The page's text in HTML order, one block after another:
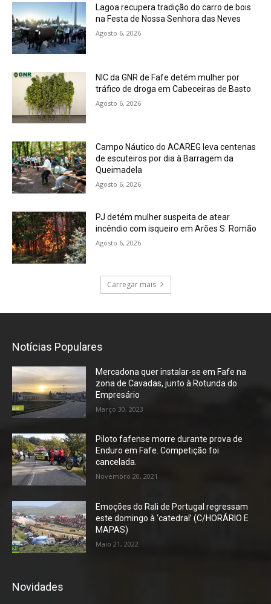
Lagoa recupera tradição do carro de bois
na Festa de Nossa Senhora das Neves
Agosto 6, 2026
NIC da GNR de Fafe detém mulher por
tráfico de droga em Cabeceiras de Basto
Agosto 6, 2026
Campo Náutico do ACAREG leva centenas
de escuteiros por dia à Barragem da
Queimadela
Agosto 6, 2026
PJ detém mulher suspeita de atear
incêndio com isqueiro em Arões S. Romão
Agosto 6, 2026
Carregar mais
Notícias Populares
Mercadona quer instalar-se em Fafe na
zona de Cavadas, junto à Rotunda do
Empresário
Março 30, 2023
Piloto fafense morre durante prova de
Enduro em Fafe. Competição foi
cancelada.
Novembro 20, 2021
Emoções do Rali de Portugal regressam
este domingo à ‘catedral’ (C/HORÁRIO E
MAPAS)
Maio 21, 2022
Novidades